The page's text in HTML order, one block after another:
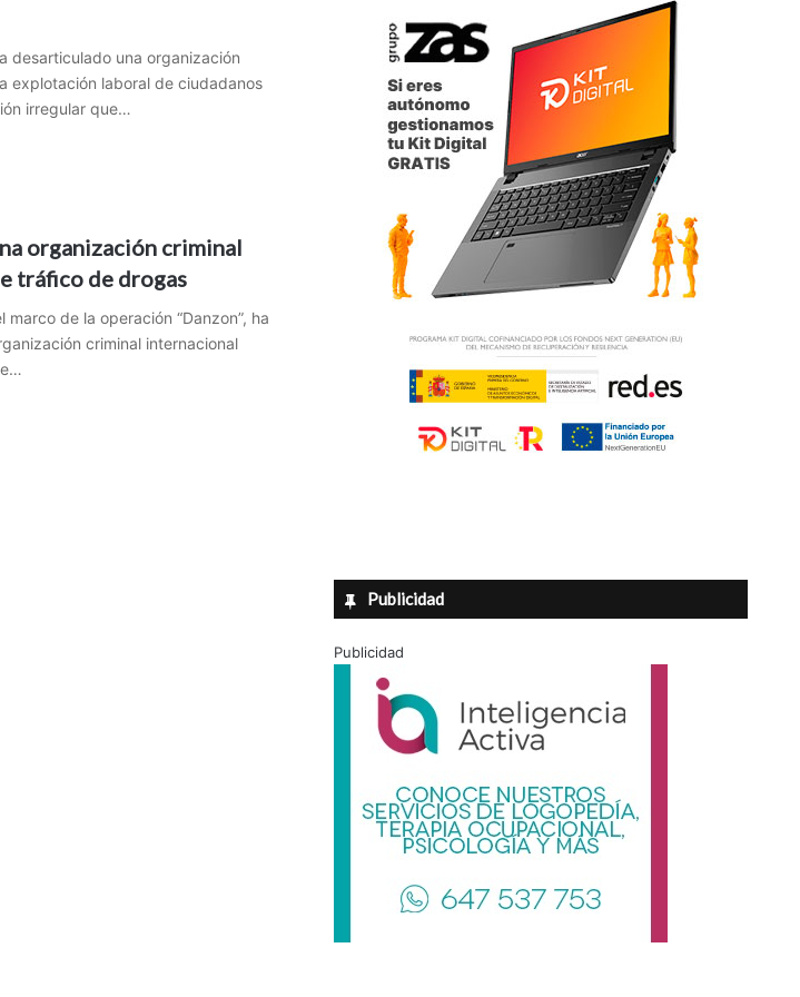
desarticulado una organización
explotación laboral de ciudadanos
irregular que…
organización criminal
tráfico de drogas
marco de la operación “Danzon”, ha
criminal internacional
Publicidad
Publicidad